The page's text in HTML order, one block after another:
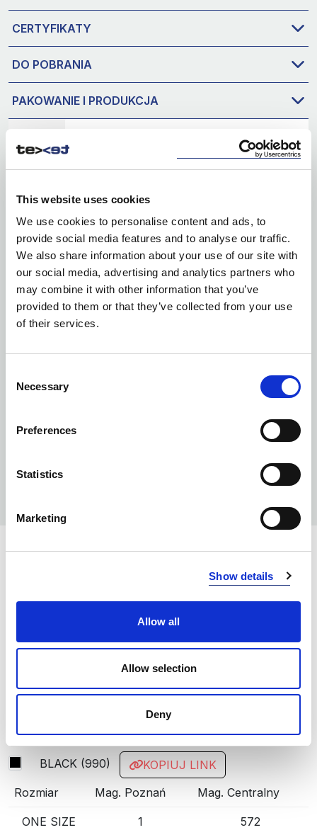
This website uses cookies
We use cookies to personalise content and ads, to
provide social media features and to analyse our traffic.
We also share information about your use of our site with
our social media, advertising and analytics partners who
may combine it with other information that you’ve
provided to them or that they’ve collected from your use
of their services.
Selection
Necessary
Preferences
Statistics
Marketing
Show details
Allow all
Allow selection
Deny
CERTYFIKATY
DO POBRANIA
PAKOWANIE I PRODUKCJA
KOLORY:
665
INFO:
od ręki. Mag. Centralny — stan magazynu centralnego
dostawcy, dłuższy termin realizacji. Podane ilości mają
charakter orientacyjny.
BLACK (990)
KOPIUJ LINK
Rozmiar
Mag. Poznań Mag. Centralny
ONE SIZE 1 572